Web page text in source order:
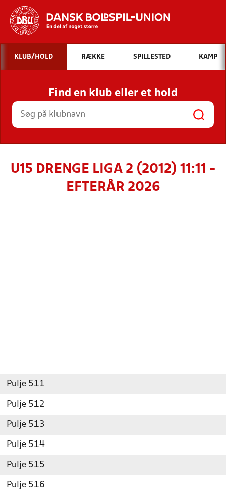
Hvad vil du søge efter?
INDHOLD OG NYHEDER
STILLINGER, RESULTATER, KLUBBER OG
HOLD
KLUB/HOLD RÆKKE SPILLESTED KAMP
Find en klub eller et hold
U15 DRENGE LIGA 2 (2012) 11:11 -
EFTERÅR 2026
Pulje 511
Pulje 512
Pulje 513
Pulje 514
Pulje 515
Pulje 516